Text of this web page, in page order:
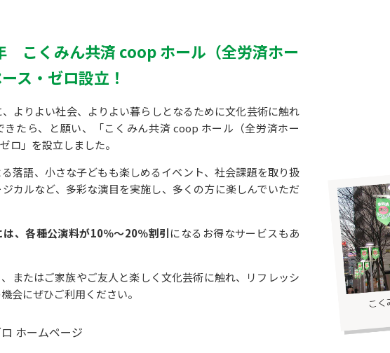
こくみん共済 coop ホール（全労済ホー
ス・ゼロ設立！
よりよい社会、よりよい暮らしとなるために文化芸術に触れ
きたら、と願い、「こくみん共済 coop ホール（全労済ホー
ロ」を設立しました。
落語、小さな子どもも楽しめるイベント、社会課題を取り扱
カルなど、多彩な演目を実施し、多くの方に楽しんでいただ
、各種公演料が10％〜20％割引になるお得なサービスもあ
またはご家族やご友人と楽しく文化芸術に触れ、リフレッシ
会にぜひご利用ください。
ホームページ